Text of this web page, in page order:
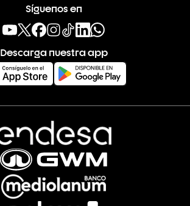
Síguenos en
Descarga nuestra app